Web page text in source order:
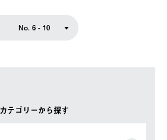
カテゴリーから探す
No. 6 - 10